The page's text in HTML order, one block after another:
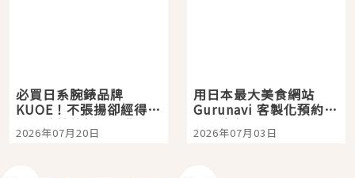
必買日系腕錶品牌
KUOE！不張揚卻經得起
時間洗鍊的經典之作五
選
2026年07月20日
用日本最大美食網站
Gurunavi 客製化預約九
大都市餐廳，打造專屬
美食體驗！
2026年07月03日